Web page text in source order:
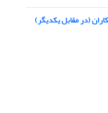
(در مقابل یکدیگر)